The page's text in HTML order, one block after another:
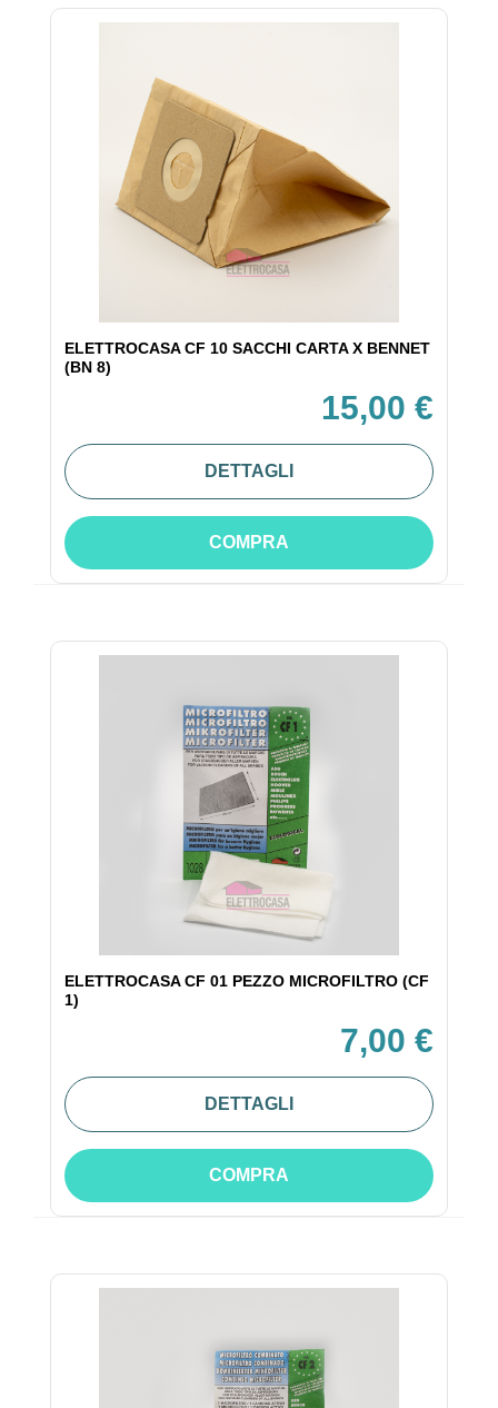
ELETTROCASA CF 10 SACCHI CARTA X BENNET
(BN 8)
15,00 €
DETTAGLI
COMPRA
ELETTROCASA CF 01 PEZZO MICROFILTRO (CF
1)
7,00 €
DETTAGLI
COMPRA